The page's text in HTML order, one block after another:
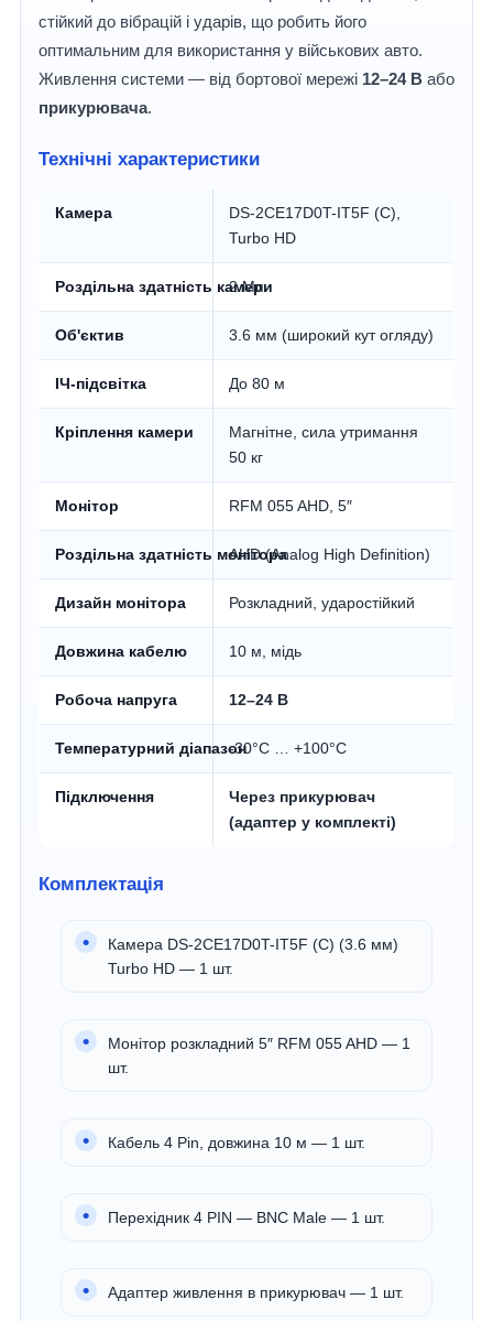
стійкий до вібрацій і ударів, що робить його
оптимальним для використання у військових авто.
Живлення системи — від бортової мережі 12–24 В або
прикурювача.
Технічні характеристики
Камера
DS-2CE17D0T-IT5F (C),
Turbo HD
Роздільна здатність камери
2 Мп
Об'єктив 3.6 мм (широкий кут огляду)
ІЧ-підсвітка До 80 м
Кріплення камери
Магнітне, сила утримання
50 кг
Монітор RFM 055 AHD, 5″
Роздільна здатність монітораAHD (Analog High Definition)
Дизайн монітора Розкладний, ударостійкий
Довжина кабелю 10 м, мідь
Робоча напруга 12–24 В
Температурний діапазон-30°C … +100°C
Підключення
Через прикурювач
(адаптер у комплекті)
Комплектація
Камера DS-2CE17D0T-IT5F (C) (3.6 мм)
Turbo HD — 1 шт.
Монітор розкладний 5″ RFM 055 AHD — 1
шт.
Кабель 4 Pin, довжина 10 м — 1 шт.
Перехідник 4 PIN — BNC Male — 1 шт.
Адаптер живлення в прикурювач — 1 шт.